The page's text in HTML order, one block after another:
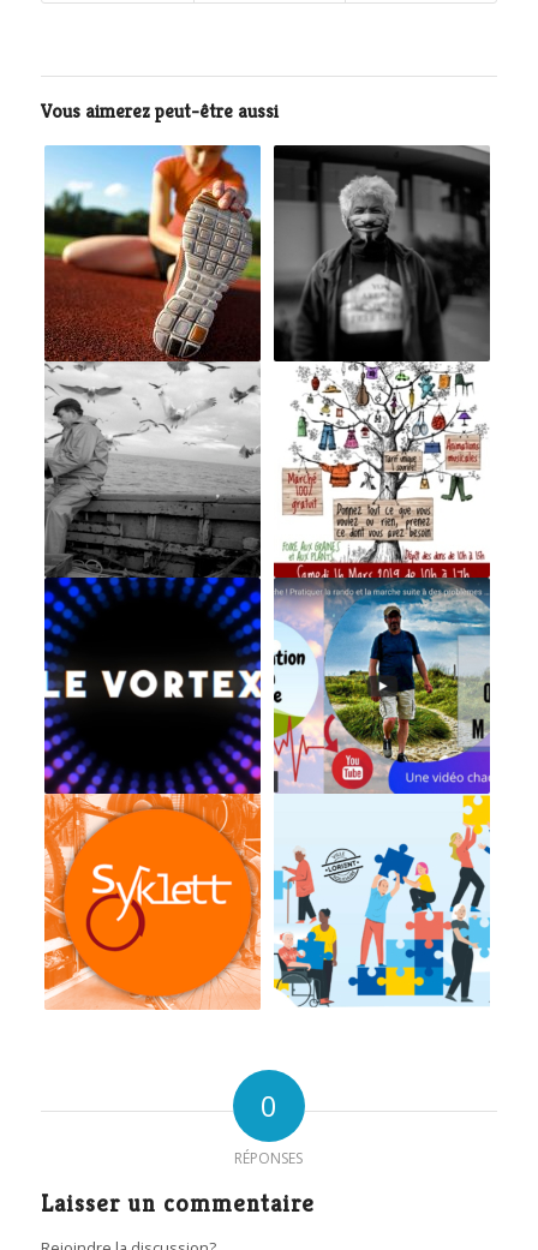
Vous aimerez peut-être aussi
0
RÉPONSES
Laisser un commentaire